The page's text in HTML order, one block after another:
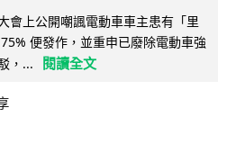
會上公開嘲諷電動車車主患有「里
便發作，並重申已廢除電動車強
，...
閱讀全文